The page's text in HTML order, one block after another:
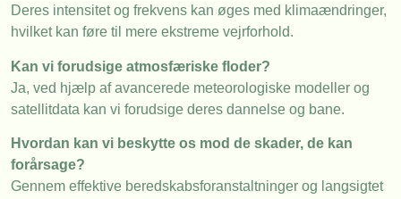
Deres intensitet og frekvens kan øges med klimaændringer,
hvilket kan føre til mere ekstreme vejrforhold.
Kan vi forudsige atmosfæriske floder?
Ja, ved hjælp af avancerede meteorologiske modeller og
satellitdata kan vi forudsige deres dannelse og bane.
Hvordan kan vi beskytte os mod de skader, de kan
forårsage?
Gennem effektive beredskabsforanstaltninger og langsigtet